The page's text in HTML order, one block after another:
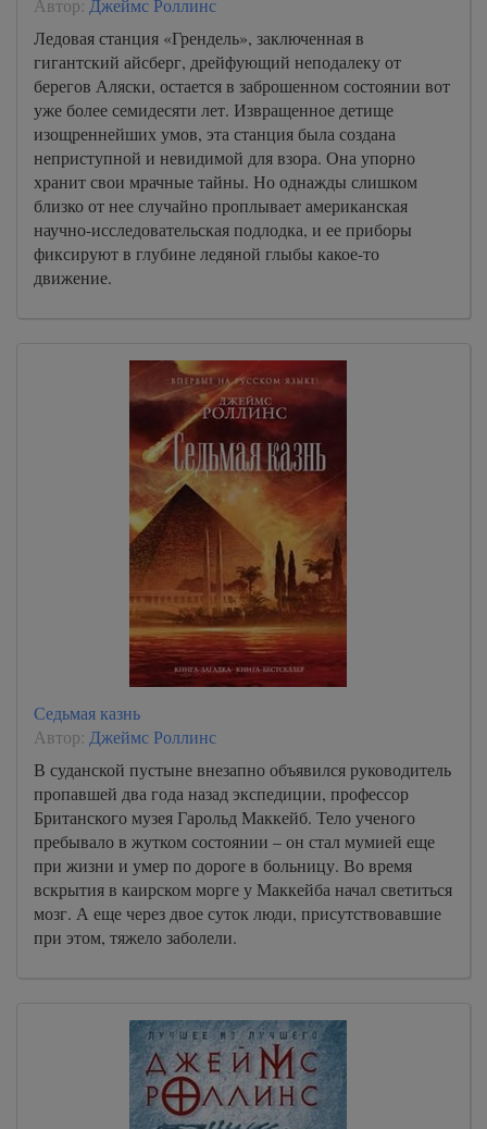
Автор: Джеймс Роллинс
Ледовая станция «Грендель», заключенная в
гигантский айсберг, дрейфующий неподалеку от
берегов Аляски, остается в заброшенном состоянии вот
уже более семидесяти лет. Извращенное детище
изощреннейших умов, эта станция была создана
неприступной и невидимой для взора. Она упорно
хранит свои мрачные тайны. Но однажды слишком
близко от нее случайно проплывает американская
научно-исследовательская подлодка, и ее приборы
фиксируют в глубине ледяной глыбы какое-то
движение.
Седьмая казнь
Автор: Джеймс Роллинс
В суданской пустыне внезапно объявился руководитель
пропавшей два года назад экспедиции, профессор
Британского музея Гарольд Маккейб. Тело ученого
пребывало в жутком состоянии – он стал мумией еще
при жизни и умер по дороге в больницу. Во время
вскрытия в каирском морге у Маккейба начал светиться
мозг. А еще через двое суток люди, присутствовавшие
при этом, тяжело заболели.